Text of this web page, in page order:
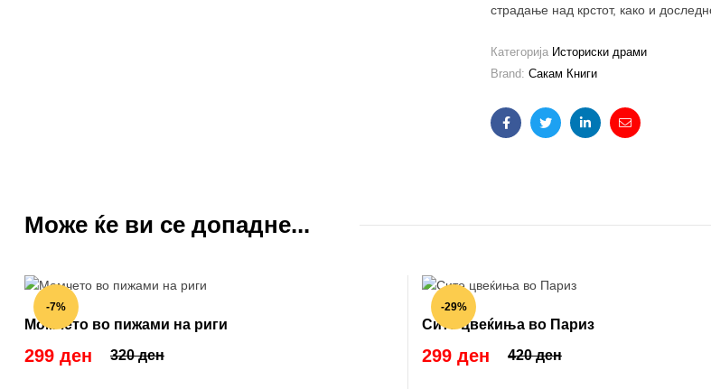
страдање над крстот, како и
Категорија Историски драми
Brand: Сакам Книги
FacebookTwitterLinkedinEmail
Може ќе ви се допадне...
-7%
Момчето во пижами на риги
320 ден
299 ден
-29%
Сите цвеќиња во Париз
420 ден
299 ден